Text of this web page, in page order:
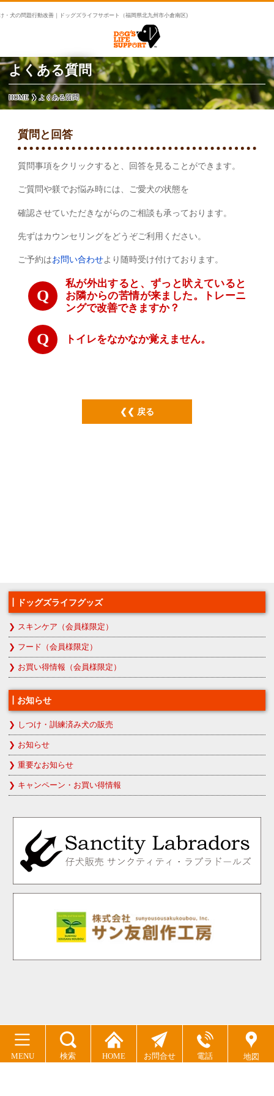
・犬の問題行動改善｜ドッグズライフサポート（福岡県北九州市小倉南区)
MENU 検索 HOME お問合せ 電話 地図
よくある質問
HOME よくある質問
質問と回答
質問事項をクリックすると、回答を見ることができます。
ご質問や躾でお悩み時には、ご愛犬の状態を
確認させていただきながらのご相談も承っております。
先ずはカウンセリングをどうぞご利用ください。
ご予約はお問い合わせより随時受け付けております。
私が外出すると、ずっと吠えていると
お隣からの苦情が来ました。トレーニ
ングで改善できますか？
トイレをなかなか覚えません。
戻る
ドッグズライフグッズ
スキンケア（会員様限定）
フード（会員様限定）
お買い得情報（会員様限定）
お知らせ
しつけ・訓練済み犬の販売
お知らせ
重要なお知らせ
キャンペーン・お買い得情報